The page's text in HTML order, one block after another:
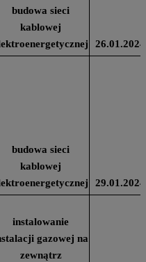
budowa sieci
kablowej
26.01.2024
budowa sieci
kablowej
29.01.2024
instalowanie
gazowej na
zewnątrz